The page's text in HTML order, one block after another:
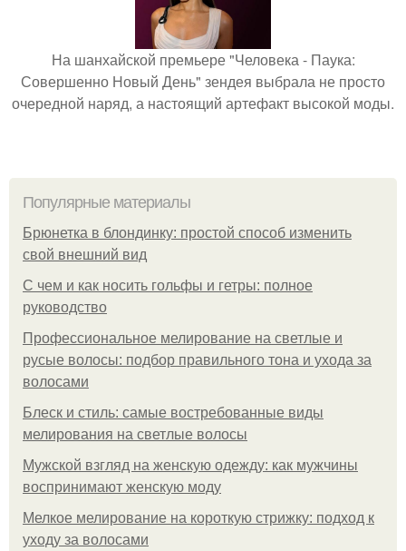
На шанхайской премьере "Человека - Паука:
Совершенно Новый День" зендея выбрала не просто
очередной наряд, а настоящий артефакт высокой моды.
Популярные материалы
Брюнетка в блондинку: простой способ изменить
свой внешний вид
С чем и как носить гольфы и гетры: полное
руководство
Профессиональное мелирование на светлые и
русые волосы: подбор правильного тона и ухода за
волосами
Блеск и стиль: самые востребованные виды
мелирования на светлые волосы
Мужской взгляд на женскую одежду: как мужчины
воспринимают женскую моду
Мелкое мелирование на короткую стрижку: подход к
уходу за волосами